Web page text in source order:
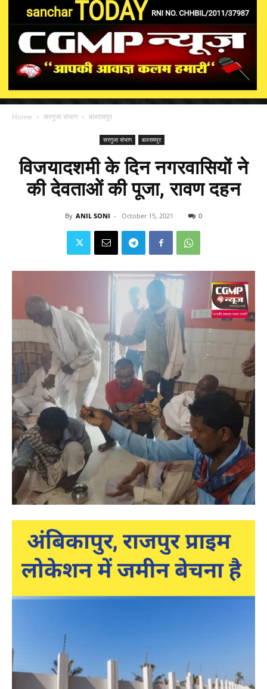
Home सरगुजा संभाग बलरामपुर
सरगुजा संभाग बलरामपुर
विजयादशमी के दिन नगरवासियों ने
की देवताओं की पूजा, रावण दहन
By ANIL SONI - October 15, 2021 0